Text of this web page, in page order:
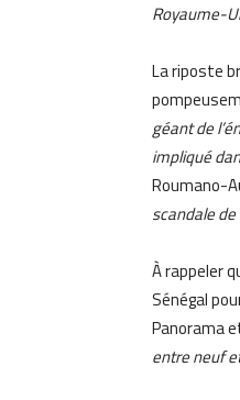
Royaume-
La riposte
géant de
impliqué
Roumano-
scandale
À rappeler
Sénégal
Panorama
entre neuf